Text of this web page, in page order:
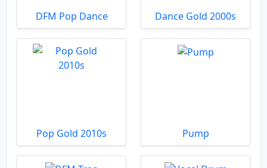
DFM Pop Dance Dance Gold 2000s
Pop Gold 2010s Pump